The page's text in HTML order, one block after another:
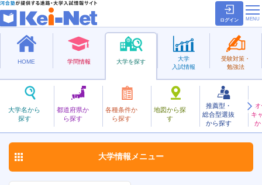
ログイン
HOME 学問情報 大学を探す
大学名から
探す
都道府県か
ら探す
各種条件か
ら探す
地図から探
す
推薦型・
総合型選抜
から探す
キ
か
大学
入試情報
受験対策・
勉強法
国立
とうほく
東北大学 お気に入り
大学情報 メニュー